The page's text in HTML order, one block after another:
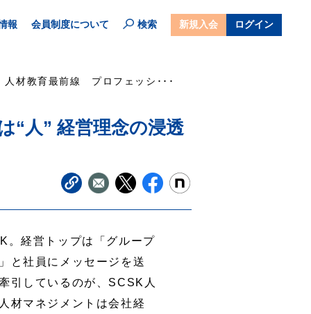
報 会員制度について 検索 新規入会 ログイン
人材教育最前線 プロフェッシ･･･
“人” 経営理念の浸透
。経営トップは「グループ
と社員にメッセージを送
引しているのが、SCSK人
材マネジメントは会社経